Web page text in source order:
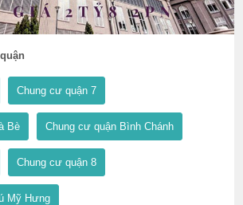
Chung cư quận 7
Bè Chung cư quận Bình Chánh
Chung cư quận 8
Mỹ Hưng